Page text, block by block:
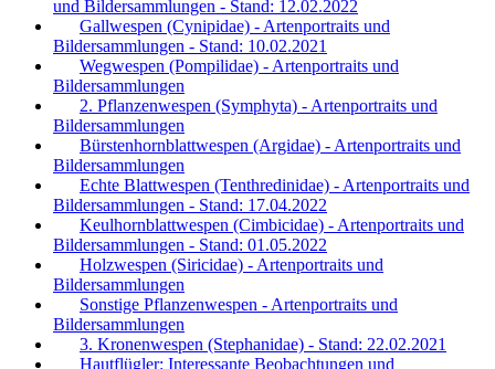
und Bildersammlungen - Stand: 12.02.2022
Gallwespen (Cynipidae) - Artenportraits und
Bildersammlungen - Stand: 10.02.2021
Wegwespen (Pompilidae) - Artenportraits und
Bildersammlungen
2. Pflanzenwespen (Symphyta) - Artenportraits und
Bildersammlungen
Bürstenhornblattwespen (Argidae) - Artenportraits und
Bildersammlungen
Echte Blattwespen (Tenthredinidae) - Artenportraits und
Bildersammlungen - Stand: 17.04.2022
Keulhornblattwespen (Cimbicidae) - Artenportraits und
Bildersammlungen - Stand: 01.05.2022
Holzwespen (Siricidae) - Artenportraits und
Bildersammlungen
Sonstige Pflanzenwespen - Artenportraits und
Bildersammlungen
3. Kronenwespen (Stephanidae) - Stand: 22.02.2021
Hautflügler: Interessante Beobachtungen und